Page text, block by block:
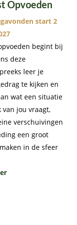
Opvoeden
start 2
begint bij
deze
leer je
te kijken en
wat een situatie
van jou vraagt,
verschuivingen
een groot
in de sfeer